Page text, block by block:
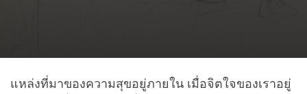
แหล่งที่มาของความสุขอยู่ภายใน เมื่อจิตใจของเราอยู่